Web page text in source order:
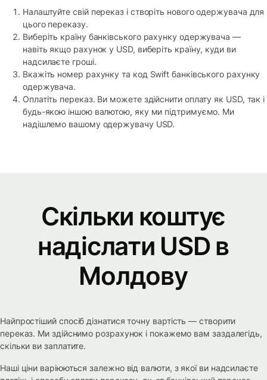
Налаштуйте свій переказ і створіть нового одержувача для
цього переказу.
Виберіть країну банківського рахунку одержувача —
навіть якщо рахунок у USD, виберіть країну, куди ви
надсилаєте гроші.
Вкажіть номер рахунку та код Swift банківського рахунку
одержувача.
Оплатіть переказ. Ви можете здійснити оплату як USD, так і
будь-якою іншою валютою, яку ми підтримуємо. Ми
надішлемо вашому одержувачу USD.
Скільки коштує
надіслати USD в
Молдову
Найпростіший спосіб дізнатися точну вартість — створити
переказ. Ми здійснимо розрахунок і покажемо вам заздалегідь,
скільки ви заплатите.
Наші ціни варіюються залежно від валюти, з якої ви надсилаєте